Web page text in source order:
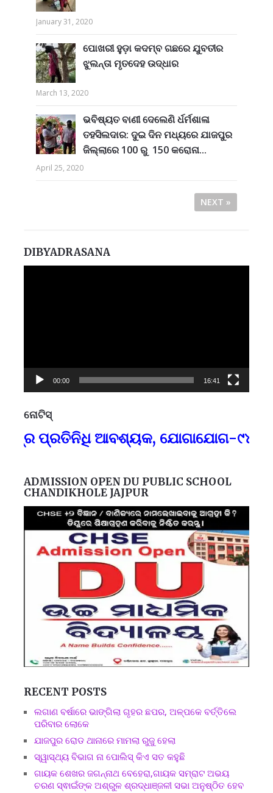
January 31, 2020
ପୋଖରୀ ହୁଡ଼ା କଦମ୍ବ ଗଛରେ ଯୁବତୀର
ଝୁଲନ୍ତା ମୃତଦେହ ଉଦ୍ଧାର
March 13, 2020
ଭବିଷ୍ୟତ ବାଣୀ ଦେଲେଣି ର୍ଧର୍ମଶାଳା
ତହସିଲଦାର: ଦୁଇ ଦିନ ମଧ୍ୟରେ ଯାଜପୁର
ଜିଲ୍ଲାରେ 100 ରୁ 150 କରୋନା...
April 25, 2020
NEXT »
DIBYADRASANA
00:00 16:41
ନୋଟିସ୍
ପ୍ରତିନିଧି ଆବଶ୍ୟକ, ଯୋଗାଯୋଗ-
ADMISSION OPEN DU PUBLIC SCHOOL
CHANDIKHOLE JAJPUR
RECENT POSTS
ଲଗାଣ ବର୍ଷାରେ ଭାଙ୍ଗିଲା ଗୃହର ଛପର, ଅଳ୍ପକେ ବର୍ତ୍ତିଲେ
ପରିବାର ଲୋକେ
ଯାଜପୁର ରୋଡ ଥାନାରେ ମାମଲା ରୁଜୁ ହେଲା
ସ୍ୱାସ୍ଥ୍ୟ ବିଭାଗ ନା ପୋଲିସ୍ କିଏ ସତ କହୁଛି
ଗାୟକ ଶେଖର ଜଗନ୍ନାଥ ବେହେରା,ଗାୟକ ସମ୍ରାଟ ଅଭୟ
ଚରଣ ସ୍ଵାଇଁଙ୍କ ଅଶ୍ରୁଳ ଶ୍ରଦ୍ଧାଞ୍ଜଳୀ ସଭା ଅନୁଷ୍ଠିତ ହେବ